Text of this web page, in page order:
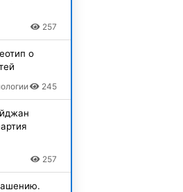
257
о
245
257